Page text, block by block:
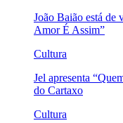
João Baião está de
Amor É Assim”
Cultura
Jel apresenta
do Cartaxo
Cultura